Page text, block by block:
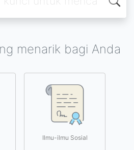
menarik bagi Anda
Ilmu-ilmu Sosial